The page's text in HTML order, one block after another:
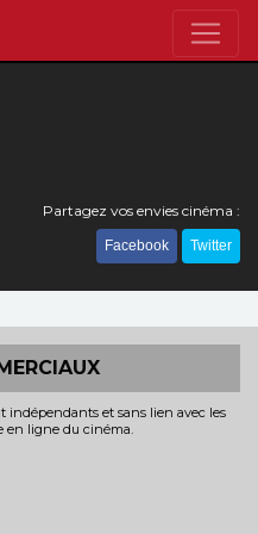
Partagez vos envies cinéma :
Facebook Twitter
indépendants et sans lien avec les
en ligne du cinéma.